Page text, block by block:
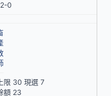
0
上限 30 現選 7
額 23